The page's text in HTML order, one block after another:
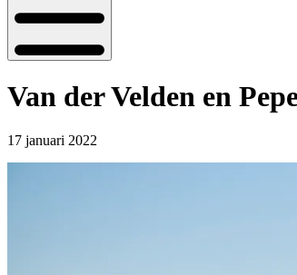
Van der Velden en
17 januari 2022